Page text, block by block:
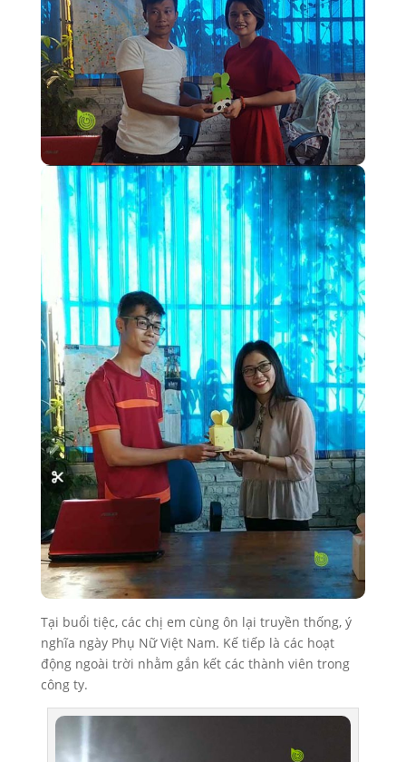
Tại buổi tiệc, các chị em cùng ôn lại truyền thống, ý
nghĩa ngày Phụ Nữ Việt Nam. Kế tiếp là các hoạt
động ngoài trời nhằm gắn kết các thành viên trong
công ty.